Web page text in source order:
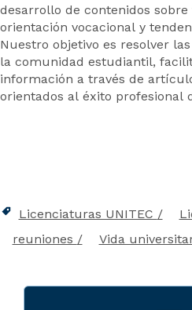
desarrollo de contenidos
orientación vocacional y
Nuestro objetivo es resolver
la comunidad estudiantil,
información a través de
orientados al éxito profesional
Licenciaturas UNITEC
reuniones
Vida